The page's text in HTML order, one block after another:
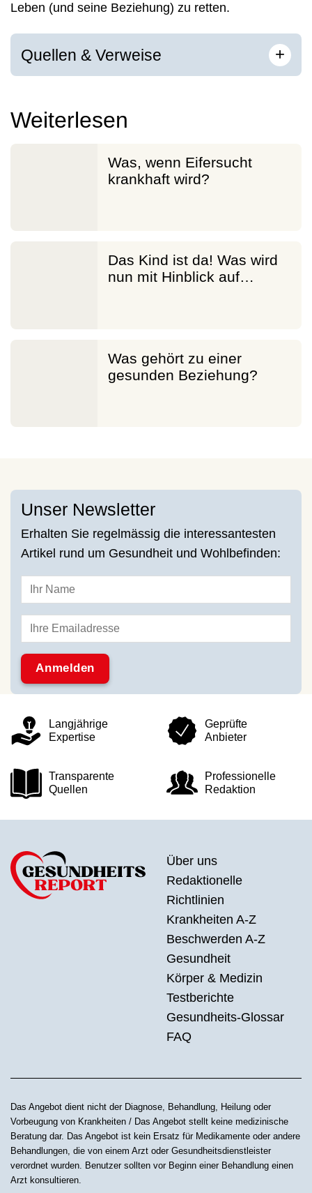
Leben (und seine Beziehung) zu retten.
Quellen & Verweise +
Weiterlesen
Was, wenn Eifersucht
krankhaft wird?
Das Kind ist da! Was wird
nun mit Hinblick auf…
Was gehört zu einer
gesunden Beziehung?
Unser Newsletter
Erhalten Sie regelmässig die interessantesten
Artikel rund um Gesundheit und Wohlbefinden:
Langjährige
Expertise
Geprüfte
Anbieter
Transparente
Quellen
Professionelle
Redaktion
Über uns
Redaktionelle
Richtlinien
Krankheiten A-Z
Beschwerden A-Z
Gesundheit
Körper & Medizin
Testberichte
Gesundheits-Glossar
FAQ
Das Angebot dient nicht der Diagnose, Behandlung, Heilung oder
Vorbeugung von Krankheiten / Das Angebot stellt keine medizinische
Beratung dar. Das Angebot ist kein Ersatz für Medikamente oder andere
Behandlungen, die von einem Arzt oder Gesundheitsdienstleister
verordnet wurden. Benutzer sollten vor Beginn einer Behandlung einen
Arzt konsultieren.